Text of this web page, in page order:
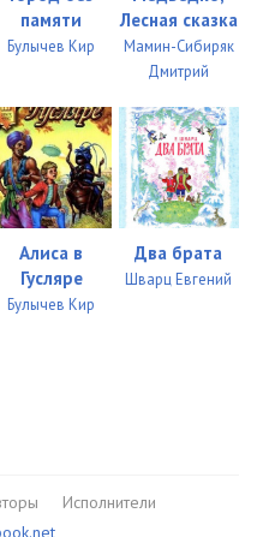
памяти
Булычев Кир
Лесная сказка
Мамин-Сибиряк
Дмитрий
Алиса в
Гусляре
Булычев Кир
Два брата
Шварц Евгений
Исполнители